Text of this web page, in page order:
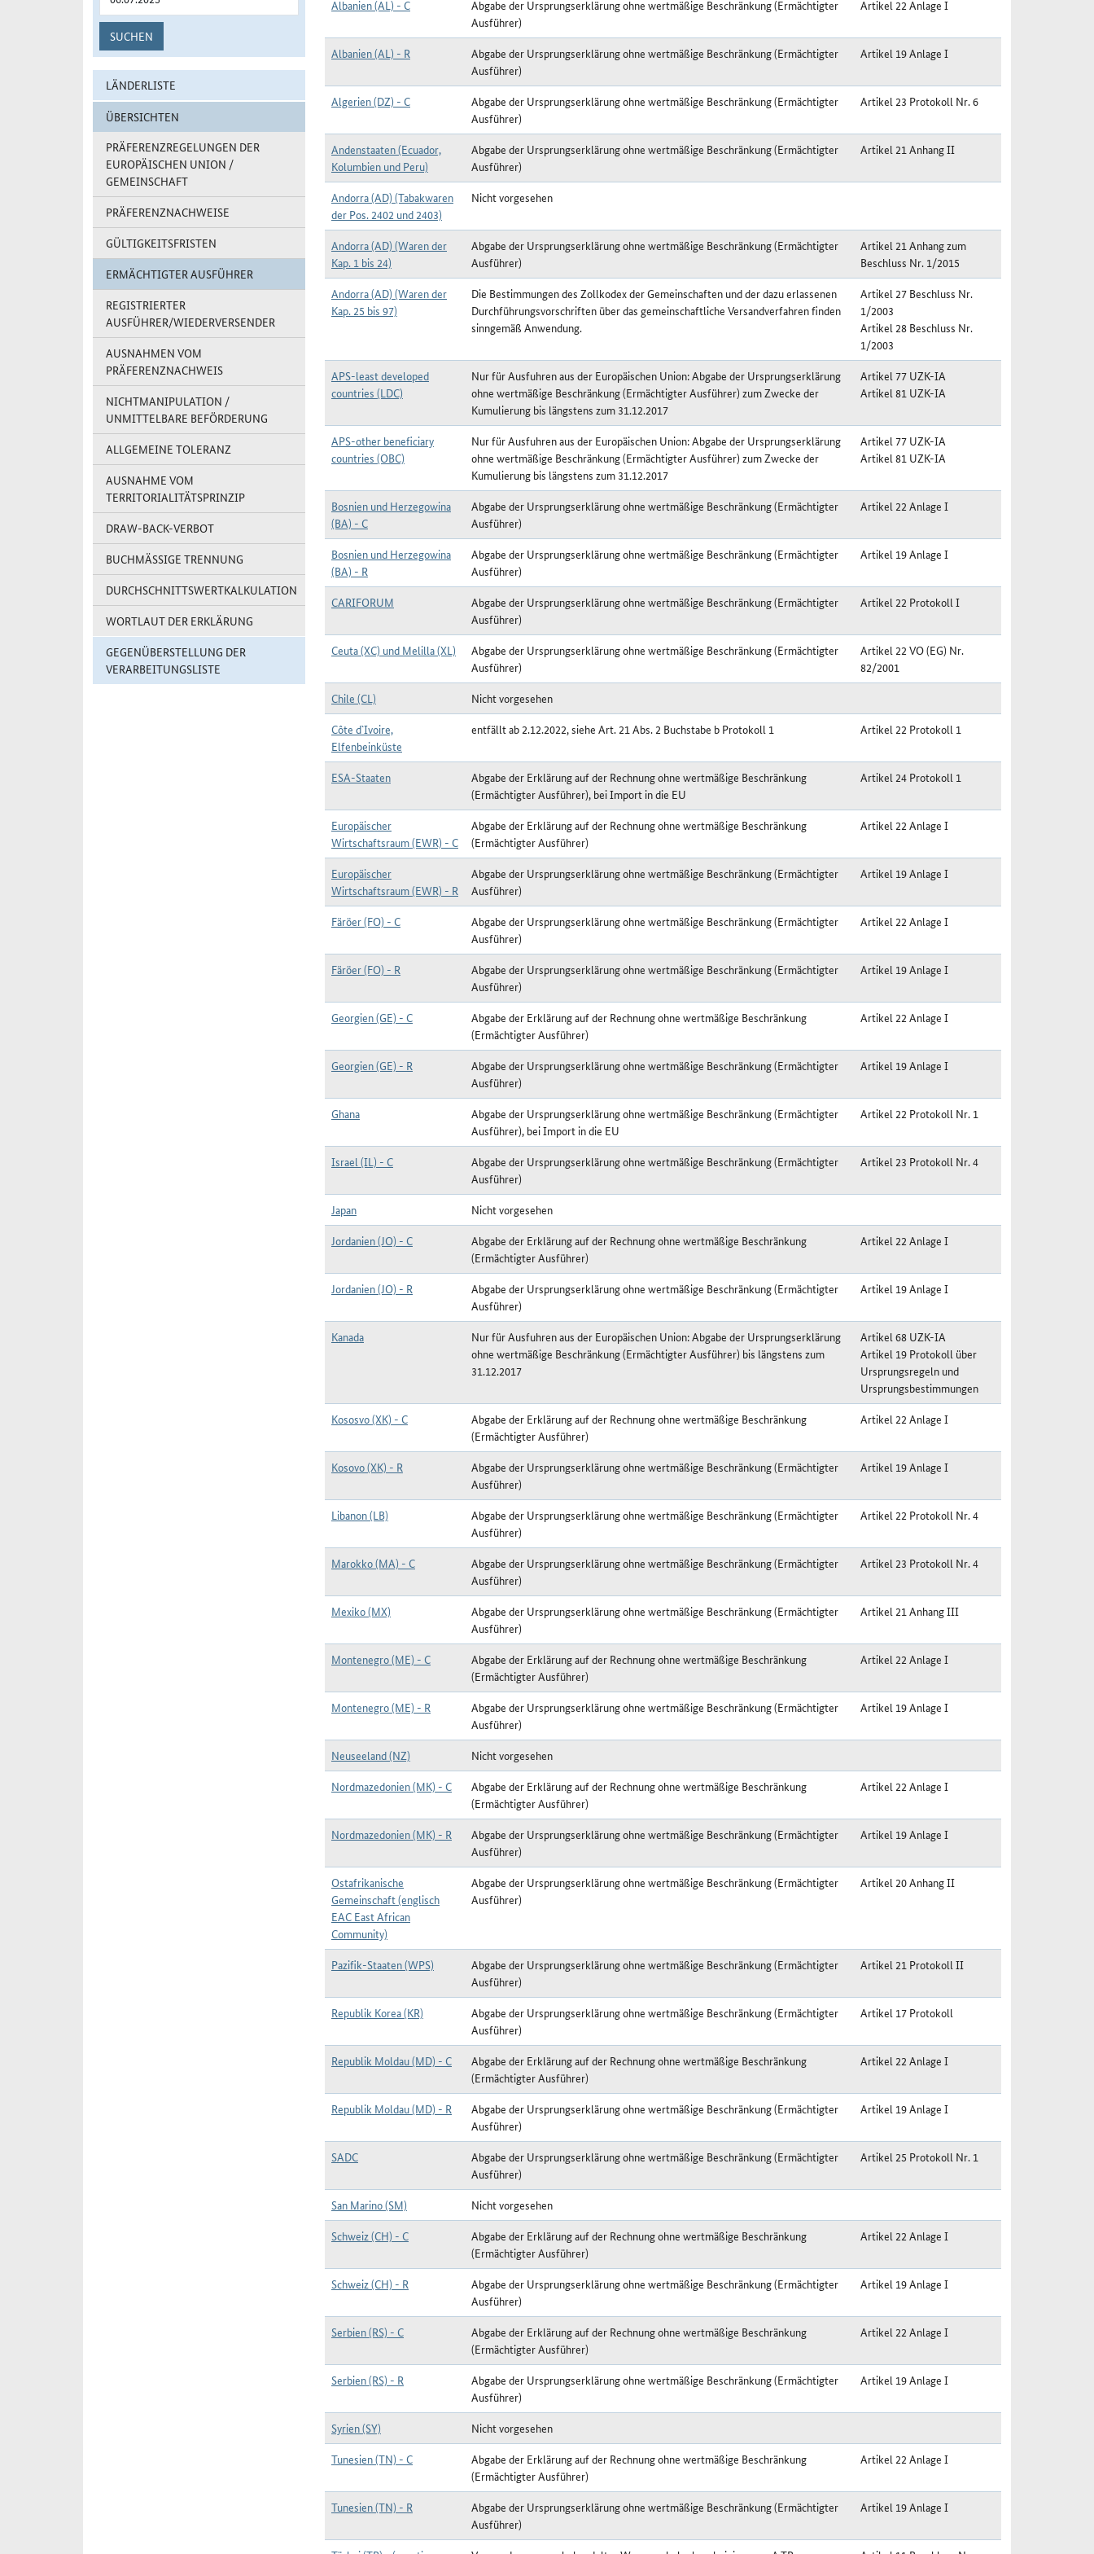
SUCHEN
LÄNDERLISTE
ÜBERSICHTEN
PRÄFERENZREGELUNGEN DER
EUROPÄISCHEN UNION /
GEMEINSCHAFT
PRÄFERENZNACHWEISE
GÜLTIGKEITSFRISTEN
ERMÄCHTIGTER AUSFÜHRER
REGISTRIERTER
AUSFÜHRER/WIEDERVERSENDER
AUSNAHMEN VOM
PRÄFERENZNACHWEIS
NICHTMANIPULATION /
UNMITTELBARE BEFÖRDERUNG
ALLGEMEINE TOLERANZ
AUSNAHME VOM
TERRITORIALITÄTSPRINZIP
DRAW-BACK-VERBOT
BUCHMÄSSIGE TRENNUNG
DURCHSCHNITTSWERTKALKULATION
WORTLAUT DER ERKLÄRUNG
GEGENÜBERSTELLUNG DER
VERARBEITUNGSLISTE
Albanien (AL) - C
Abgabe der Ursprungserklärung ohne wertmäßige Beschränkung (Ermächtigter
Ausführer)
Artikel 22 Anlage I
Albanien (AL) - R
Abgabe der Ursprungserklärung ohne wertmäßige Beschränkung (Ermächtigter
Ausführer)
Artikel 19 Anlage I
Algerien (DZ) - C
Abgabe der Ursprungserklärung ohne wertmäßige Beschränkung (Ermächtigter
Ausführer)
Artikel 23 Protokoll Nr. 6
Andenstaaten (Ecuador,
Kolumbien und Peru)
Abgabe der Ursprungserklärung ohne wertmäßige Beschränkung (Ermächtigter
Ausführer)
Artikel 21 Anhang II
Andorra (AD) (Tabakwaren
der Pos. 2402 und 2403)
Nicht vorgesehen
Andorra (AD) (Waren der
Kap. 1 bis 24)
Abgabe der Ursprungserklärung ohne wertmäßige Beschränkung (Ermächtigter
Ausführer)
Artikel 21 Anhang zum
Beschluss Nr. 1/2015
Andorra (AD) (Waren der
Kap. 25 bis 97)
Die Bestimmungen des Zollkodex der Gemeinschaften und der dazu erlassenen
Durchführungsvorschriften über das gemeinschaftliche Versandverfahren finden
sinngemäß Anwendung.
Artikel 27 Beschluss Nr.
1/2003
Artikel 28 Beschluss Nr.
1/2003
APS-least developed
countries (LDC)
Nur für Ausfuhren aus der Europäischen Union: Abgabe der Ursprungserklärung
ohne wertmäßige Beschränkung (Ermächtigter Ausführer) zum Zwecke der
Kumulierung bis längstens zum 31.12.2017
Artikel 77 UZK-IA
Artikel 81 UZK-IA
APS-other beneficiary
countries (OBC)
Nur für Ausfuhren aus der Europäischen Union: Abgabe der Ursprungserklärung
ohne wertmäßige Beschränkung (Ermächtigter Ausführer) zum Zwecke der
Kumulierung bis längstens zum 31.12.2017
Artikel 77 UZK-IA
Artikel 81 UZK-IA
Bosnien und Herzegowina
(BA) - C
Abgabe der Ursprungserklärung ohne wertmäßige Beschränkung (Ermächtigter
Ausführer)
Artikel 22 Anlage I
Bosnien und Herzegowina
(BA) - R
Abgabe der Ursprungserklärung ohne wertmäßige Beschränkung (Ermächtigter
Ausführer)
Artikel 19 Anlage I
CARIFORUM
Abgabe der Ursprungserklärung ohne wertmäßige Beschränkung (Ermächtigter
Ausführer)
Artikel 22 Protokoll I
Ceuta (XC) und Melilla (XL)
Abgabe der Ursprungserklärung ohne wertmäßige Beschränkung (Ermächtigter
Ausführer)
Artikel 22 VO (EG) Nr.
82/2001
Chile (CL)
Nicht vorgesehen
Côte d`Ivoire,
Elfenbeinküste
entfällt ab 2.12.2022, siehe Art. 21 Abs. 2 Buchstabe b Protokoll 1 Artikel 22 Protokoll 1
ESA-Staaten
Abgabe der Erklärung auf der Rechnung ohne wertmäßige Beschränkung
(Ermächtigter Ausführer), bei Import in die EU
Artikel 24 Protokoll 1
Europäischer
Wirtschaftsraum (EWR) - C
Abgabe der Erklärung auf der Rechnung ohne wertmäßige Beschränkung
(Ermächtigter Ausführer)
Artikel 22 Anlage I
Europäischer
Wirtschaftsraum (EWR) - R
Abgabe der Ursprungserklärung ohne wertmäßige Beschränkung (Ermächtigter
Ausführer)
Artikel 19 Anlage I
Färöer (FO) - C
Abgabe der Ursprungserklärung ohne wertmäßige Beschränkung (Ermächtigter
Ausführer)
Artikel 22 Anlage I
Färöer (FO) - R
Abgabe der Ursprungserklärung ohne wertmäßige Beschränkung (Ermächtigter
Ausführer)
Artikel 19 Anlage I
Georgien (GE) - C
Abgabe der Erklärung auf der Rechnung ohne wertmäßige Beschränkung
(Ermächtigter Ausführer)
Artikel 22 Anlage I
Georgien (GE) - R
Abgabe der Ursprungserklärung ohne wertmäßige Beschränkung (Ermächtigter
Ausführer)
Artikel 19 Anlage I
Ghana
Abgabe der Ursprungserklärung ohne wertmäßige Beschränkung (Ermächtigter
Ausführer), bei Import in die EU
Artikel 22 Protokoll Nr. 1
Israel (IL) - C
Abgabe der Ursprungserklärung ohne wertmäßige Beschränkung (Ermächtigter
Ausführer)
Artikel 23 Protokoll Nr. 4
Japan
Nicht vorgesehen
Jordanien (JO) - C
Abgabe der Erklärung auf der Rechnung ohne wertmäßige Beschränkung
(Ermächtigter Ausführer)
Artikel 22 Anlage I
Jordanien (JO) - R
Abgabe der Ursprungserklärung ohne wertmäßige Beschränkung (Ermächtigter
Ausführer)
Artikel 19 Anlage I
Kanada
Nur für Ausfuhren aus der Europäischen Union: Abgabe der Ursprungserklärung
ohne wertmäßige Beschränkung (Ermächtigter Ausführer) bis längstens zum
31.12.2017
Artikel 68 UZK-IA
Artikel 19 Protokoll über
Ursprungsregeln und
Ursprungsbestimmungen
Kososvo (XK) - C
Abgabe der Erklärung auf der Rechnung ohne wertmäßige Beschränkung
(Ermächtigter Ausführer)
Artikel 22 Anlage I
Kosovo (XK) - R
Abgabe der Ursprungserklärung ohne wertmäßige Beschränkung (Ermächtigter
Ausführer)
Artikel 19 Anlage I
Libanon (LB)
Abgabe der Ursprungserklärung ohne wertmäßige Beschränkung (Ermächtigter
Ausführer)
Artikel 22 Protokoll Nr. 4
Marokko (MA) - C
Abgabe der Ursprungserklärung ohne wertmäßige Beschränkung (Ermächtigter
Ausführer)
Artikel 23 Protokoll Nr. 4
Mexiko (MX)
Abgabe der Ursprungserklärung ohne wertmäßige Beschränkung (Ermächtigter
Ausführer)
Artikel 21 Anhang III
Montenegro (ME) - C
Abgabe der Erklärung auf der Rechnung ohne wertmäßige Beschränkung
(Ermächtigter Ausführer)
Artikel 22 Anlage I
Montenegro (ME) - R
Abgabe der Ursprungserklärung ohne wertmäßige Beschränkung (Ermächtigter
Ausführer)
Artikel 19 Anlage I
Neuseeland (NZ)
Nicht vorgesehen
Nordmazedonien (MK) - C
Abgabe der Erklärung auf der Rechnung ohne wertmäßige Beschränkung
(Ermächtigter Ausführer)
Artikel 22 Anlage I
Nordmazedonien (MK) - R
Abgabe der Ursprungserklärung ohne wertmäßige Beschränkung (Ermächtigter
Ausführer)
Artikel 19 Anlage I
Ostafrikanische
Gemeinschaft (englisch
EAC East African
Community)
Abgabe der Ursprungserklärung ohne wertmäßige Beschränkung (Ermächtigter
Ausführer)
Artikel 20 Anhang II
Pazifik-Staaten (WPS)
Abgabe der Ursprungserklärung ohne wertmäßige Beschränkung (Ermächtigter
Ausführer)
Artikel 21 Protokoll II
Republik Korea (KR)
Abgabe der Ursprungserklärung ohne wertmäßige Beschränkung (Ermächtigter
Ausführer)
Artikel 17 Protokoll
Republik Moldau (MD) - C
Abgabe der Erklärung auf der Rechnung ohne wertmäßige Beschränkung
(Ermächtigter Ausführer)
Artikel 22 Anlage I
Republik Moldau (MD) - R
Abgabe der Ursprungserklärung ohne wertmäßige Beschränkung (Ermächtigter
Ausführer)
Artikel 19 Anlage I
SADC
Abgabe der Ursprungserklärung ohne wertmäßige Beschränkung (Ermächtigter
Ausführer)
Artikel 25 Protokoll Nr. 1
San Marino (SM)
Nicht vorgesehen
Schweiz (CH) - C
Abgabe der Erklärung auf der Rechnung ohne wertmäßige Beschränkung
(Ermächtigter Ausführer)
Artikel 22 Anlage I
Schweiz (CH) - R
Abgabe der Ursprungserklärung ohne wertmäßige Beschränkung (Ermächtigter
Ausführer)
Artikel 19 Anlage I
Serbien (RS) - C
Abgabe der Erklärung auf der Rechnung ohne wertmäßige Beschränkung
(Ermächtigter Ausführer)
Artikel 22 Anlage I
Serbien (RS) - R
Abgabe der Ursprungserklärung ohne wertmäßige Beschränkung (Ermächtigter
Ausführer)
Artikel 19 Anlage I
Syrien (SY)
Nicht vorgesehen
Tunesien (TN) - C
Abgabe der Erklärung auf der Rechnung ohne wertmäßige Beschränkung
(Ermächtigter Ausführer)
Artikel 22 Anlage I
Tunesien (TN) - R
Abgabe der Ursprungserklärung ohne wertmäßige Beschränkung (Ermächtigter
Ausführer)
Artikel 19 Anlage I